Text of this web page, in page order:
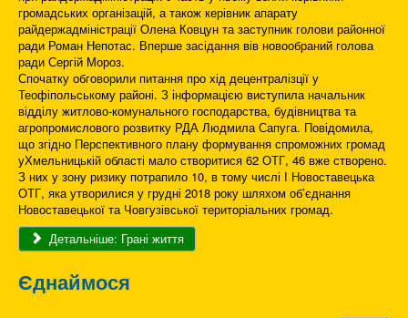
громадських організацій, а також керівник апарату
райдержадміністрації Олена Ковцун та заступник голови районної
ради Роман Непотас. Вперше засідання вів новообраний голова
ради Сергій Мороз.
Спочатку обговорили питання про хід децентралізції у
Теофіпольському районі. З інформацією виступила начальник
відділу житлово-комунального господарства, будівництва та
агропромислового розвитку РДА Людмила Сапуга. Повідомила,
що згідно Перспективного плану формування спроможних громад
уХмельницькій області мало створитися 62 ОТГ, 46 вже створено.
З них у зону ризику потрапило 10, в тому числі І Новоставецька
ОТГ, яка утворилися у грудні 2018 року шляхом об’єднання
Новоставецької та Човгузівської територіальних громад.
Детальніше: Грані життя
Єднаймося